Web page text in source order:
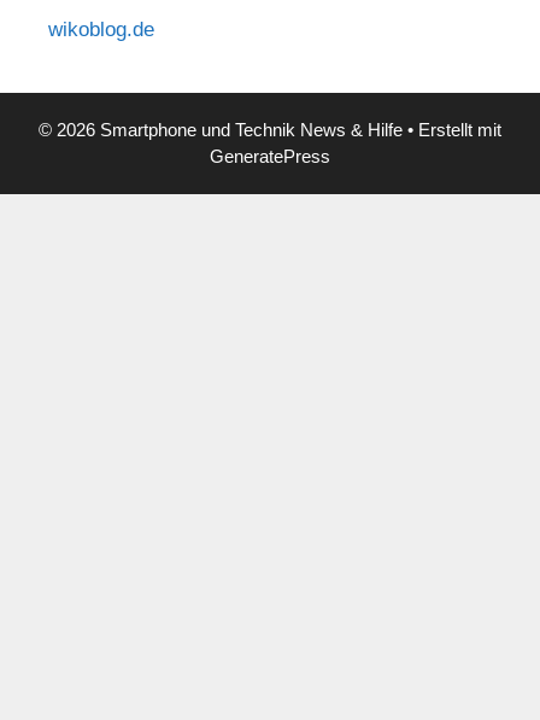
wikoblog.de
© 2026 Smartphone und Technik News & Hilfe • Erstellt mit
GeneratePress